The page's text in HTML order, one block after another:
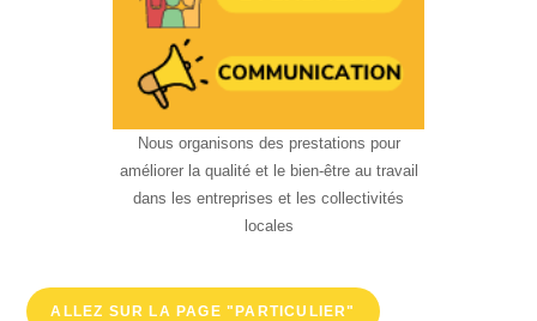
Nous organisons des prestations pour
améliorer la qualité et le bien-être au travail
dans les entreprises et les collectivités
locales
ALLEZ SUR LA PAGE "PARTICULIER"